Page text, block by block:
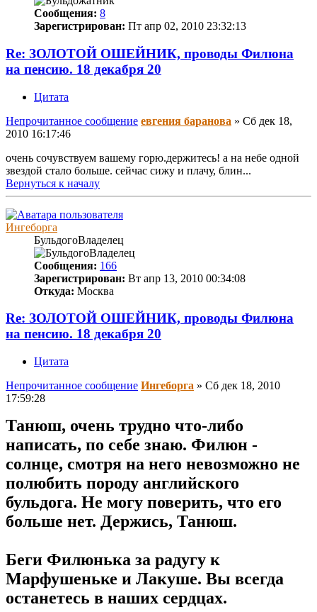
Сообщения: 8
Зарегистрирован: Пт апр 02, 2010 23:32:13
Re: ЗОЛОТОЙ ОШЕЙНИК, проводы Филюна
на пенсию. 18 декабря 20
Цитата
Непрочитанное сообщение евгения баранова » Сб дек 18,
2010 16:17:46
очень сочувствуем вашему горю.держитесь! а на небе одной
звездой стало больше. сейчас сижу и плачу, блин...
Вернуться к началу
Ингеборга
БульдогоВладелец
Сообщения: 166
Зарегистрирован: Вт апр 13, 2010 00:34:08
Откуда: Москва
Re: ЗОЛОТОЙ ОШЕЙНИК, проводы Филюна
на пенсию. 18 декабря 20
Цитата
Непрочитанное сообщение Ингеборга » Сб дек 18, 2010
17:59:28
Танюш, очень трудно что-либо
написать, по себе знаю. Филюн -
солнце, смотря на него невозможно не
полюбить породу английского
бульдога. Не могу поверить, что его
больше нет. Держись, Танюш.
Беги Филюнька за радугу к
Марфушеньке и Лакуше. Вы всегда
останетесь в наших сердцах.